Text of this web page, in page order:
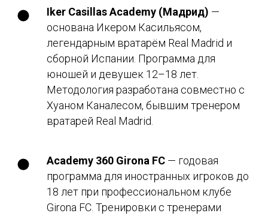
Iker Casillas Academy (Мадрид) —
основана Икером Касильясом,
легендарным вратарём Real Madrid и
сборной Испании. Программа для
юношей и девушек 12–18 лет.
Методология разработана совместно с
Хуаном Каналесом, бывшим тренером
вратарей Real Madrid.
Academy 360 Girona FC — годовая
программа для иностранных игроков до
18 лет при профессиональном клубе
Girona FC. Тренировки с тренерами